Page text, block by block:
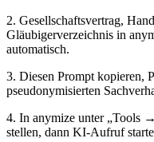
2. Gesellschaftsvertrag,
Gläubigerverzeichnis in
automatisch.
3. Diesen Prompt kopieren,
pseudonymisierten
4. In anymize unter „Tools
stellen, dann KI-Aufruf